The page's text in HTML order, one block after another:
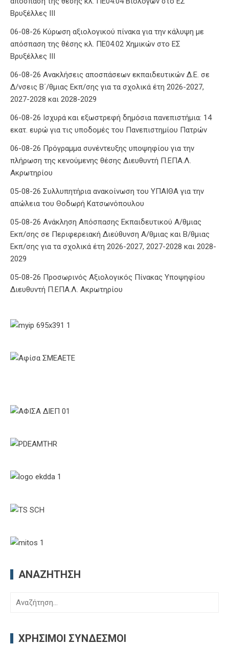
Βρυξέλλες ΙΙΙ
06-08-26 Κύρωση αξιολογικού πίνακα για την κάλυψη με
απόσπαση της θέσης κλ. ΠΕ04.02 Χημικών στο ΕΣ
Βρυξέλλες ΙΙΙ
06-08-26 Ανακλήσεις αποσπάσεων εκπαιδευτικών Δ.Ε. σε
Δ/νσεις Β΄/θμιας Εκπ/σης για τα σχολικά έτη 2026-2027,
2027-2028 και 2028-2029
06-08-26 Ισχυρά και εξωστρεφή δημόσια πανεπιστήμια: 14
εκατ. ευρώ για τις υποδομές του Πανεπιστημίου Πατρών
06-08-26 Πρόγραμμα συνέντευξης υποψηφίου για την
πλήρωση της κενούμενης θέσης Διευθυντή Π.ΕΠΑ.Λ.
Ακρωτηρίου
05-08-26 Συλλυπητήρια ανακοίνωση του ΥΠΑΙΘΑ για την
απώλεια του Θοδωρή Κατσωνόπουλου
05-08-26 Ανάκληση Απόσπασης Εκπαιδευτικού Α/θμιας
Εκπ/σης σε Περιφερειακή Διεύθυνση Α/θμιας και Β/θμιας
Εκπ/σης για τα σχολικά έτη 2026-2027, 2027-2028 και 2028-
2029
05-08-26 Προσωρινός Αξιολογικός Πίνακας Υποψηφίου
Διευθυντή Π.ΕΠΑ.Λ. Ακρωτηρίου
ΑΝΑΖΉΤΗΣΗ
Αναζήτηση
ΧΡΉΣΙΜΟΙ ΣΎΝΔΕΣΜΟΙ